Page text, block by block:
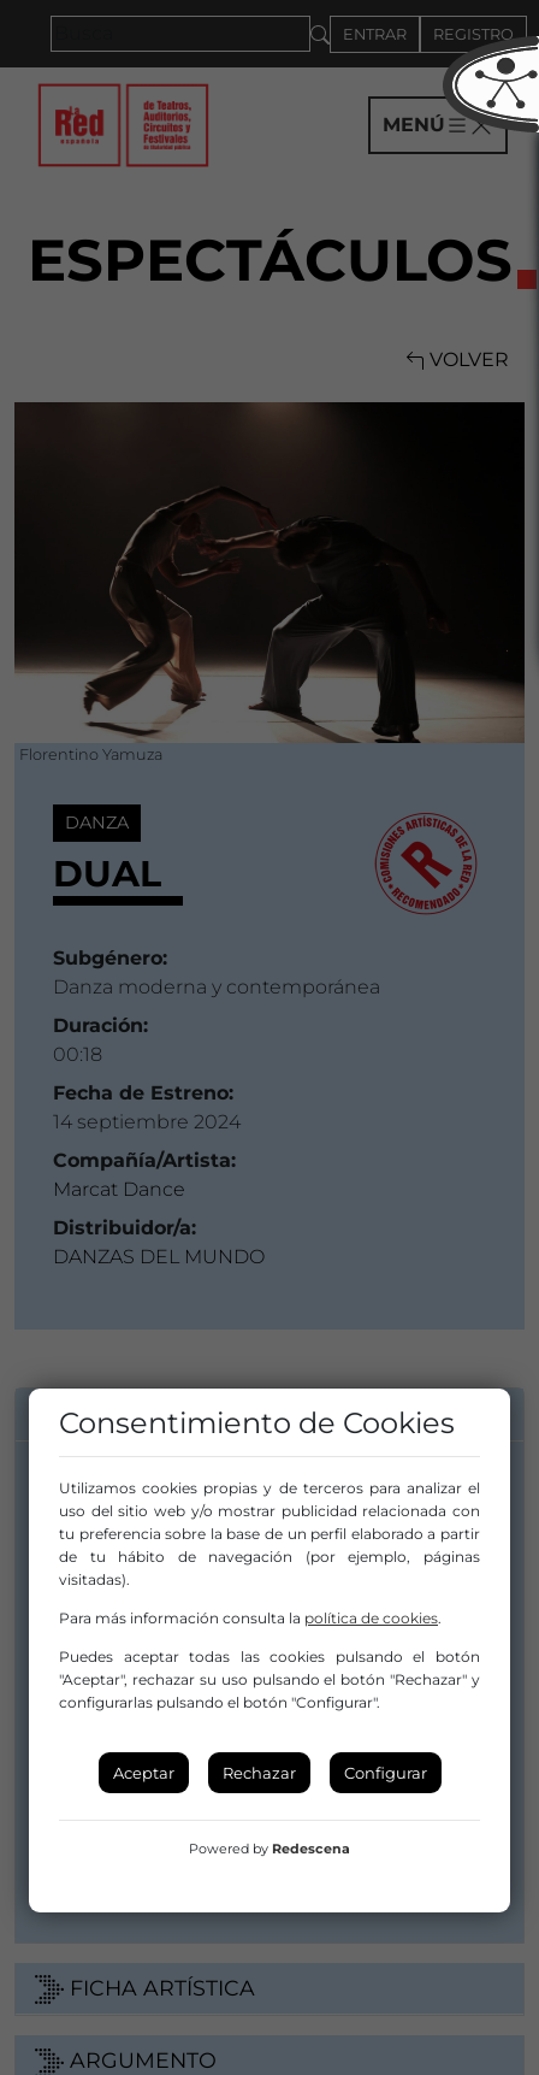
ENTRAR REGISTRO
MENÚ
ESPECTÁCULOS
VOLVER
Florentino Yamuza
DANZA
DUAL
Subgénero:
Danza moderna y contemporánea
Duración:
00:18
Fecha de Estreno:
14 septiembre 2024
Compañía/Artista:
Marcat Dance
Distribuidor/a:
DANZAS DEL MUNDO
INFORMACIÓN DE CONTACTO
Compañía/Artista:
Marcat Dance
marcatdance@gmail.com
Distribuidor/a:
DANZAS DEL MUNDO
claudiamorgana@danzasdelmundo.com
info@danzasdelmundo.com
FICHA ARTÍSTICA
ARGUMENTO
Consentimiento de Cookies
Utilizamos cookies propias y de terceros para analizar el
uso del sitio web y/o mostrar publicidad relacionada con
tu preferencia sobre la base de un perfil elaborado a partir
de tu hábito de navegación (por ejemplo, páginas
visitadas).
Para más información consulta la política de cookies.
Puedes aceptar todas las cookies pulsando el botón
"Aceptar", rechazar su uso pulsando el botón "Rechazar" y
configurarlas pulsando el botón "Configurar".
Aceptar Rechazar Configurar
Powered by Redescena